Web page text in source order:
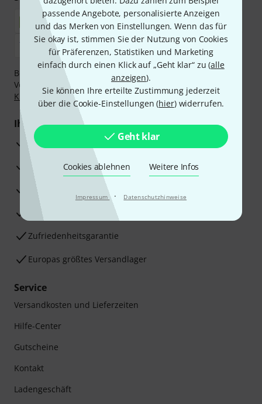
passende Angebote, personalisierte Anzeigen
und das Merken von Einstellungen. Wenn das für
Sie okay ist, stimmen Sie der Nutzung von Cookies
für Präferenzen, Statistiken und Marketing
einfach durch einen Klick auf „Geht klar“ zu (alle
anzeigen).
Sie können Ihre erteilte Zustimmung jederzeit
über die Cookie-Einstellungen (hier) widerrufen.
Geht klar
Cookies ablehnen Weitere Infos
Impressum · Datenschutzhinweise
Bezahlen Sie vertraulich und sicher per Nachnahme,
Vorkasse, PayPal, Amazon Pay,Klarna Sofort bezahlen
Klarna Ratenzahlungoder Kreditkarte.
Ihre Vorteile
3 Jahre Thomann Garantie
30 Tage Money-Back-Garantie
Beratung durch Fachexperten
Zufriedenheitsgarantie
Europas größtes Versandlager
Service
Versandkosten und Lieferzeiten
Hilfe-Center
Gutscheine
Kontakt
Ladengeschäft